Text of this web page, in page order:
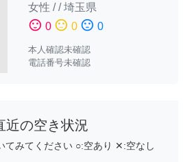
女性 //埼玉県
sentiment_satisfied 0 sentiment_neutral 0 sentiment_dissatisfied 0
本人確認未確認
電話番号未確認
近の空き状況
てみてください ○:空あり ✕:空なし